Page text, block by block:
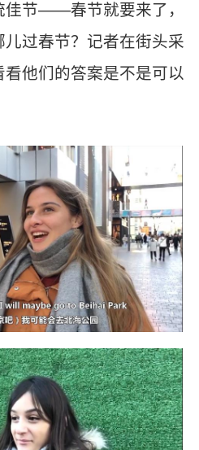
佳节——春节就要来了，
过春节？记者在街头采
他们的答案是不是可以